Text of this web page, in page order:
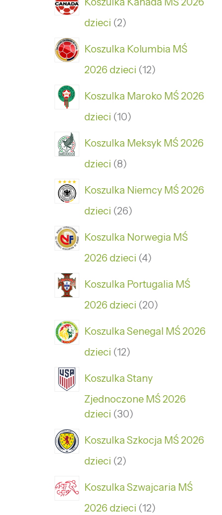
dzieci 2
Koszulka Kolumbia MŚ
2026 dzieci 12
Koszulka Maroko MŚ 2026
dzieci 10
Koszulka Meksyk MŚ 2026
dzieci 8
Koszulka Niemcy MŚ 2026
dzieci 26
Koszulka Norwegia MŚ
2026 dzieci 4
Koszulka Portugalia MŚ
2026 dzieci 20
Koszulka Senegal MŚ 2026
dzieci 12
Koszulka Stany
Zjednoczone MŚ 2026
dzieci 30
Koszulka Szkocja MŚ 2026
dzieci 2
Koszulka Szwajcaria MŚ
2026 dzieci 12